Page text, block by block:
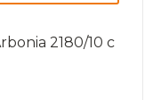
2180/10 с